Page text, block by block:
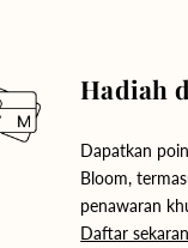
Hadiah
Dapatkan
Bloom,
penawaran
Daftar